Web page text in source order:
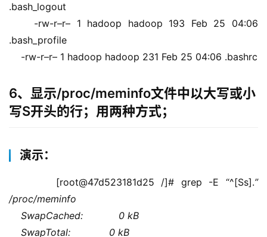
.bash_logout
-rw-r–r– 1 hadoop hadoop 193 Feb 25 04:06
.bash_profile
-rw-r–r– 1 hadoop hadoop 231 Feb 25 04:06 .bashrc
6、显示/proc/meminfo文件中以大写或小
写S开头的行；用两种方式；
演示：
[root@47d523181d25 /]# grep -E “^[Ss].”
/proc/meminfo
SwapCached:            0 kB
SwapTotal:             0 kB